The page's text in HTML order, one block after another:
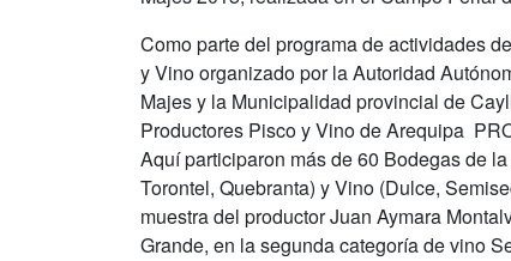
Como parte del programa de actividades
y Vino organizado por la Autoridad
Majes y la Municipalidad provincial de
Productores Pisco y Vino de Arequipa
Aquí participaron más de 60 Bodegas de
Torontel, Quebranta) y Vino (Dulce,
muestra del productor Juan Aymara
Grande, en la segunda categoría de vino